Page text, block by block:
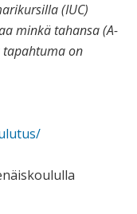
(IUC)
minkä tahansa (A-
tapahtuma on